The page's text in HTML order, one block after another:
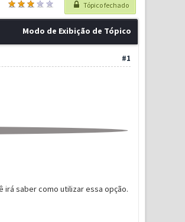
Tópico fechado
Modo de Exibição de Tópico
#1
irá saber como utilizar essa opção.